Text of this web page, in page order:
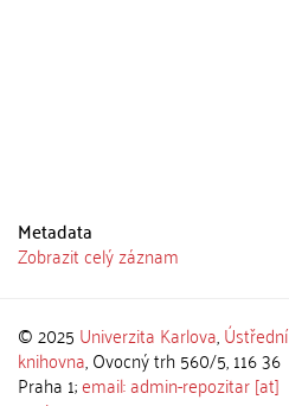
Metadata
Zobrazit celý záznam
© 2025 Univerzita Karlova,Ústřední
knihovna, Ovocný trh 560/5, 116 36
Praha 1;email: admin-repozitar [at]